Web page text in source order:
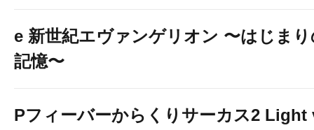
e 新世紀エヴァンゲリオン 〜はじま
記憶〜
Pフィーバーからくりサーカス2 Light